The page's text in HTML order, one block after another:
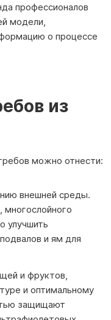
профессионалов
модели,
о процессе
из
можно отнести:
внешней среды.
многослойного
улучшить
и ям для
и фруктов,
и оптимальному
защищают